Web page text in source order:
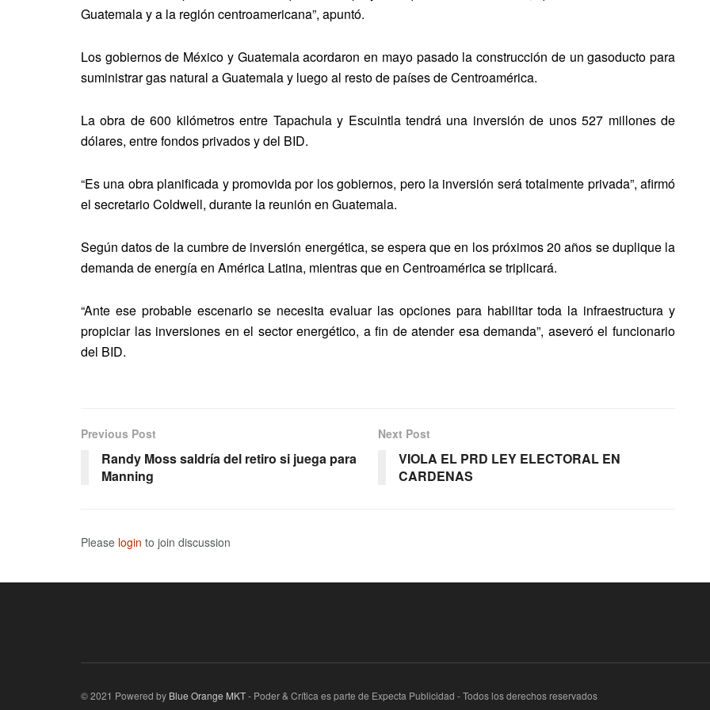
Guatemala y a la región centroamericana”, apuntó.
Los gobiernos de México y Guatemala acordaron en mayo pasado la construcción de un gasoducto para
suministrar gas natural a Guatemala y luego al resto de países de Centroamérica.
La obra de 600 kilómetros entre Tapachula y Escuintla tendrá una inversión de unos 527 millones de
dólares, entre fondos privados y del BID.
“Es una obra planificada y promovida por los gobiernos, pero la inversión será totalmente privada”, afirmó
el secretario Coldwell, durante la reunión en Guatemala.
Según datos de la cumbre de inversión energética, se espera que en los próximos 20 años se duplique la
demanda de energía en América Latina, mientras que en Centroamérica se triplicará.
“Ante ese probable escenario se necesita evaluar las opciones para habilitar toda la infraestructura y
propiciar las inversiones en el sector energético, a fin de atender esa demanda”, aseveró el funcionario
del BID.
Previous Post
Randy Moss saldría del retiro si juega para
Manning
Next Post
VIOLA EL PRD LEY ELECTORAL EN
CARDENAS
Please login to join discussion
© 2021 Powered by Blue Orange MKT- Poder & Crítica es parte de Expecta Publicidad - Todos los derechos reservados